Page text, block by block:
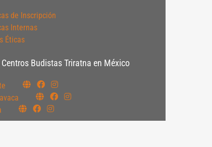
de Inscripción
Internas
Éticas
Centros Budistas Triratna en México